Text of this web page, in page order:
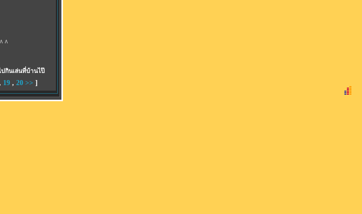
^
กินเล่นที่บ้านไป๊
19, 20 >> ]